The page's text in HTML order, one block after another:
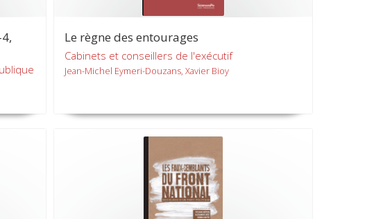
Le règne des entourages
Cabinets et conseillers de l'exécutif
Jean-Michel Eymeri-Douzans, Xavier Bioy